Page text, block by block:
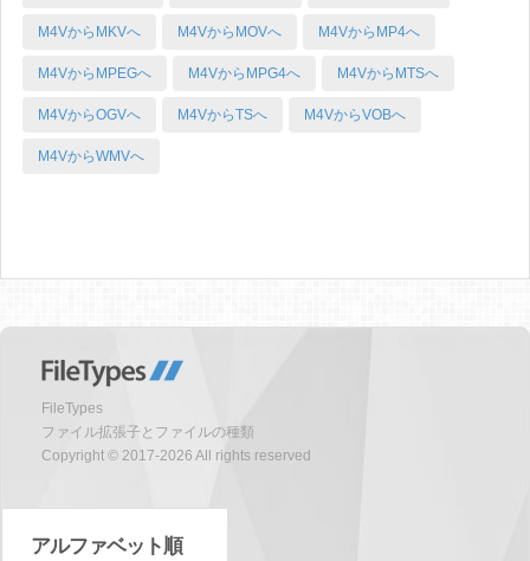
M4VからMKVへ M4VからMOVへ M4VからMP4へ
M4VからMPEGへ M4VからMPG4へ M4VからMTSへ
M4VからOGVへ M4VからTSへ M4VからVOBへ
M4VからWMVへ
FileTypes
ファイル拡張子とファイルの種類
Copyright © 2017-2026 All rights reserved
アルファベット順